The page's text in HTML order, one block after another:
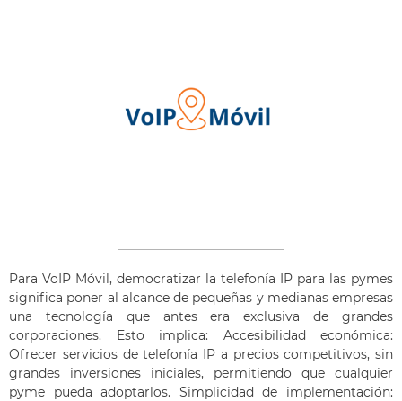
Para VoIP Móvil, democratizar la telefonía IP para las pymes
significa poner al alcance de pequeñas y medianas empresas
una tecnología que antes era exclusiva de grandes
corporaciones. Esto implica: Accesibilidad económica:
Ofrecer servicios de telefonía IP a precios competitivos, sin
grandes inversiones iniciales, permitiendo que cualquier
pyme pueda adoptarlos. Simplicidad de implementación: